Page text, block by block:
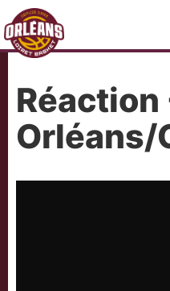
Réaction
Orléans/